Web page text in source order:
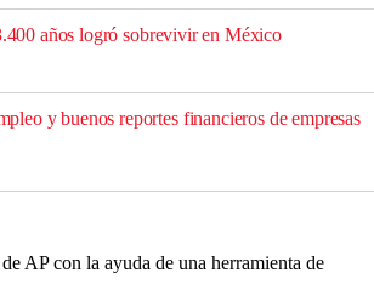
años logró sobrevivir en México
y buenos reportes financieros de empresas
AP con la ayuda de una herramienta de